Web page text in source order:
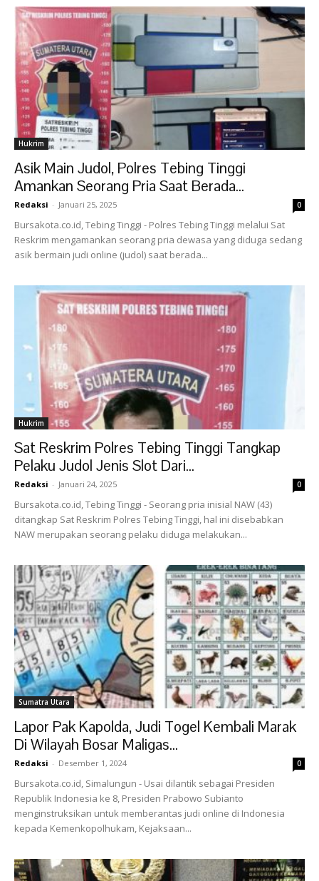
Hukrim
Asik Main Judol, Polres Tebing Tinggi
Amankan Seorang Pria Saat Berada...
Redaksi - Januari 25, 2025 0
Bursakota.co.id, Tebing Tinggi - Polres Tebing Tinggi melalui Sat
Reskrim mengamankan seorang pria dewasa yang diduga sedang
asik bermain judi online (judol) saat berada...
Hukrim
Sat Reskrim Polres Tebing Tinggi Tangkap
Pelaku Judol Jenis Slot Dari...
Redaksi - Januari 24, 2025 0
Bursakota.co.id, Tebing Tinggi - Seorang pria inisial NAW (43)
ditangkap Sat Reskrim Polres Tebing Tinggi, hal ini disebabkan
NAW merupakan seorang pelaku diduga melakukan...
Sumatra Utara
Lapor Pak Kapolda, Judi Togel Kembali Marak
Di Wilayah Bosar Maligas...
Redaksi - Desember 1, 2024 0
Bursakota.co.id, Simalungun - Usai dilantik sebagai Presiden
Republik Indonesia ke 8, Presiden Prabowo Subianto
menginstruksikan untuk memberantas judi online di Indonesia
kepada Kemenkopolhukam, Kejaksaan...